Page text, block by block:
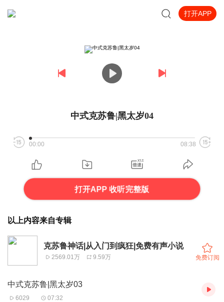
打开APP
中式克苏鲁|黑太岁04
00:00 08:38
打开APP 收听完整版
以上内容来自专辑
克苏鲁神话|从入门到疯狂|免费有声小说
2569.01万 9.59万 免费订阅
中式克苏鲁|黑太岁03
6029 07:32